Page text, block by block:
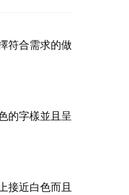
符合需求的做
的字樣並且呈
接近白色而且